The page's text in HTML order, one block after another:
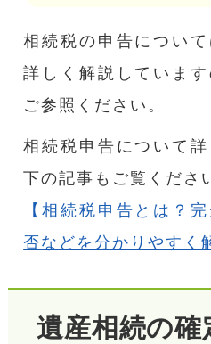
相続税の申告につい
詳しく解説していま
ご参照ください。
相続税申告について
下の記事もご覧くださ
【相続税申告とは？
否などを分かりやすく
遺産相続の